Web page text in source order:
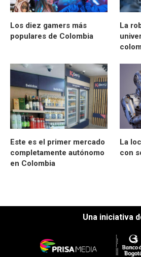
Los diez gamers más
populares de Colombia
La
Este es el primer mercado
completamente autónomo
en Colombia
La
con
Una iniciativa